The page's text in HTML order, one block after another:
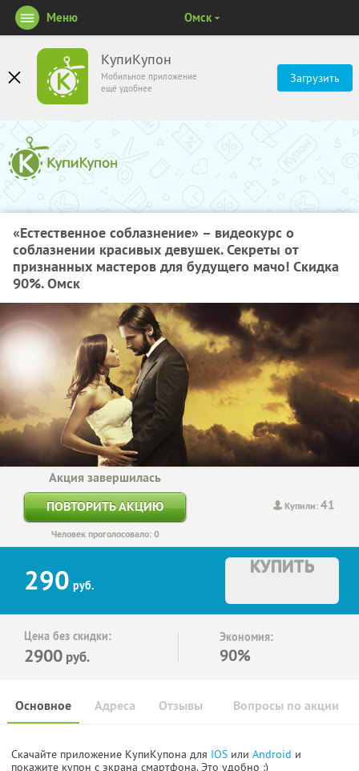
КупиКупон
Мобильное приложение
ещё удобнее
Загрузить
Меню Омск
«Естественное соблазнение» – видеокурс о
соблазнении красивых девушек. Секреты от
признанных мастеров для будущего мачо! Скидка
90%. Омск
Купили:41
Акция завершилась
ПОВТОРИТЬ АКЦИЮ
Человек проголосовало: 0
290 руб.
КУПИТЬ
Цена без скидки:
2900 руб.
Экономия:
90%
Основное Отзывы Вопросы по акции
Адреса
Скачайте приложение КупиКупона для IOS или Android и
покажите купон с экрана смартфона. Это удобно :)